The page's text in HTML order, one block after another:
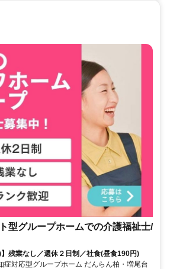
型グループホームでの介護福祉士/
】残業なし／週休２日制／社食(昼食190円)
症対応型グループホーム だんらん柏・増尾台